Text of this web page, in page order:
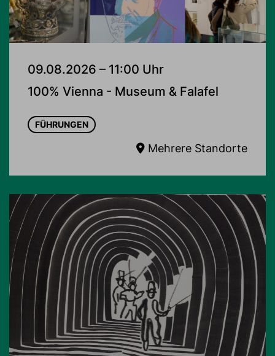
09.08.2026 – 11:00 Uhr
100% Vienna - Museum & Falafel
FÜHRUNGEN
Mehrere Standorte